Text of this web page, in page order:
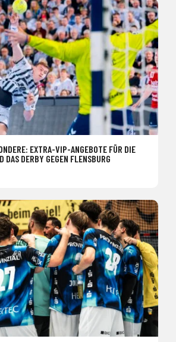
EXTRA-VIP-ANGEBOTE FÜR DIE
DAS DERBY GEGEN FLENSBURG